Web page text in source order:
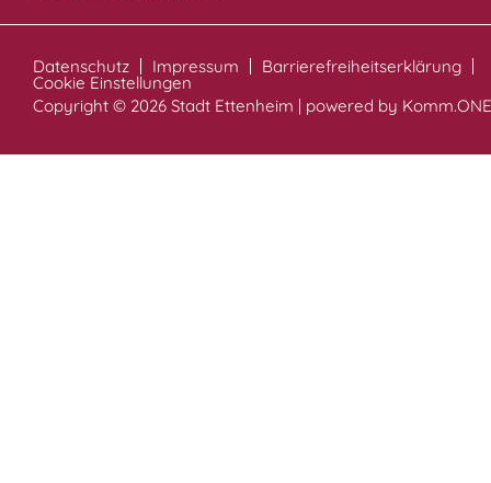
Datenschutz Impressum Barrierefreiheitserklärung
Cookie Einstellungen
Copyright © 2026 Stadt Ettenheim | powered by Komm.ONE